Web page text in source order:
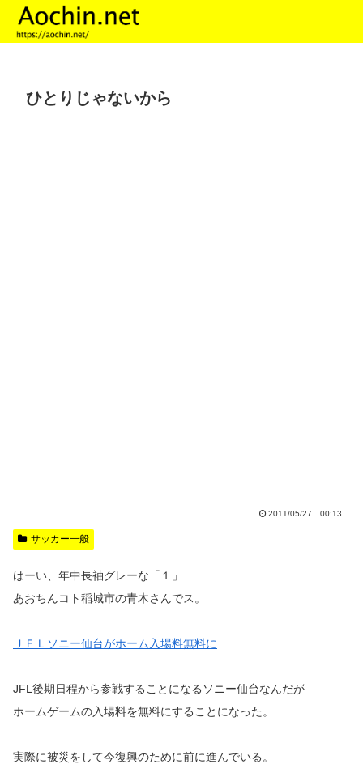
ひとりじゃないから
2011/05/27 00:13
サッカー一般
はーい、年中長袖グレーな「１」
あおちんコト稲城市の青木さんでス。
ＪＦＬソニー仙台がホーム入場料無料に
JFL後期日程から参戦することになるソニー仙台なんだが
ホームゲームの入場料を無料にすることになった。
実際に被災をして今復興のために前に進んでいる。